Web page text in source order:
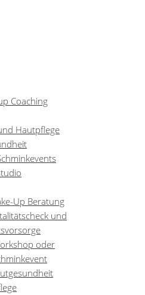
Coaching
Hautpflege
Up Beratung
und
oder